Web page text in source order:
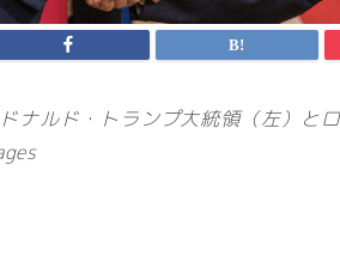
ナルド・トランプ大統領（左）と